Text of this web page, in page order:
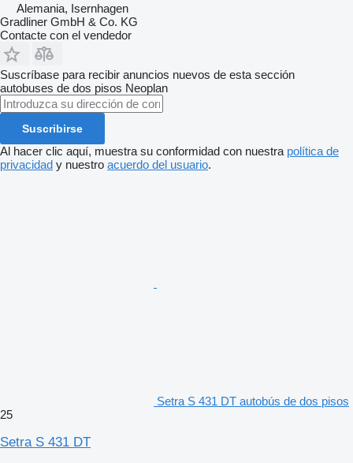
Alemania, Isernhagen
Gradliner GmbH & Co. KG
Contacte con el vendedor
Suscríbase para recibir anuncios nuevos de esta sección
autobuses de dos pisos Neoplan
Suscribirse
Al hacer clic aquí, muestra su conformidad con nuestra política de
privacidad y nuestro acuerdo del usuario.
Setra S 431 DT autobús de dos pisos
25
Setra S 431 DT